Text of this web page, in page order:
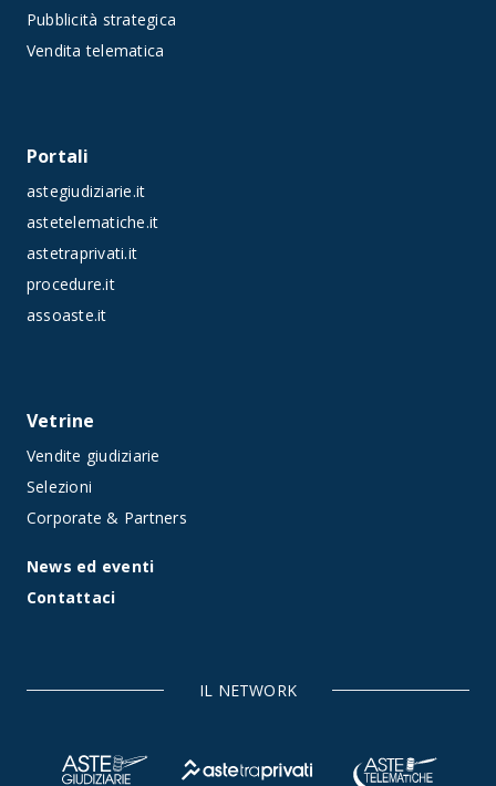
Pubblicità strategica
Vendita telematica
Portali
astegiudiziarie.it
astetelematiche.it
astetraprivati.it
procedure.it
assoaste.it
Vetrine
Vendite giudiziarie
Selezioni
Corporate & Partners
News ed eventi
Contattaci
IL NETWORK